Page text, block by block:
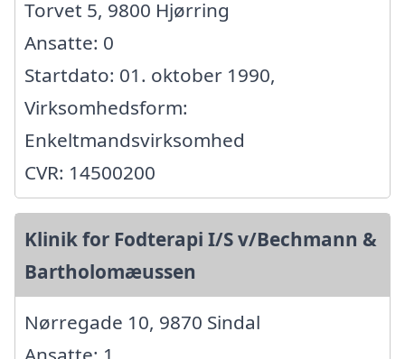
Torvet 5, 9800 Hjørring
Ansatte: 0
Startdato: 01. oktober 1990,
Virksomhedsform:
Enkeltmandsvirksomhed
CVR: 14500200
Klinik for Fodterapi I/S v/Bechmann &
Bartholomæussen
Nørregade 10, 9870 Sindal